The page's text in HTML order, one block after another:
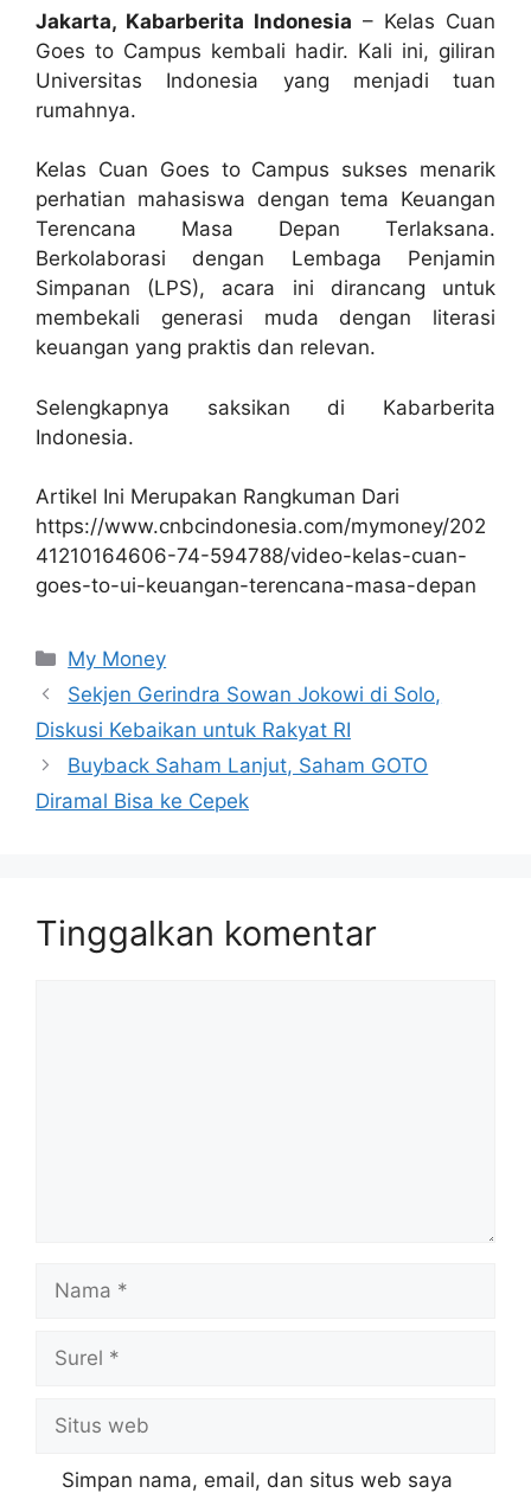
Jakarta, Kabarberita Indonesia – Kelas Cuan
Goes to Campus kembali hadir. Kali ini, giliran
Universitas Indonesia yang menjadi tuan
rumahnya.
Kelas Cuan Goes to Campus sukses menarik
perhatian mahasiswa dengan tema Keuangan
Terencana Masa Depan Terlaksana.
Berkolaborasi dengan Lembaga Penjamin
Simpanan (LPS), acara ini dirancang untuk
membekali generasi muda dengan literasi
keuangan yang praktis dan relevan.
Selengkapnya saksikan di Kabarberita
Indonesia.
Artikel Ini Merupakan Rangkuman Dari
https://www.cnbcindonesia.com/mymoney/202
41210164606-74-594788/video-kelas-cuan-
goes-to-ui-keuangan-terencana-masa-depan
Kategori
My Money
Sekjen Gerindra Sowan Jokowi di Solo,
Diskusi Kebaikan untuk Rakyat RI
Buyback Saham Lanjut, Saham GOTO
Diramal Bisa ke Cepek
Tinggalkan komentar
Nama
Surel
Situs
web
Simpan nama, email, dan situs web saya